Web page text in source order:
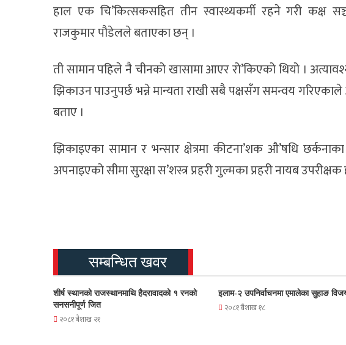
हाल एक चि’कित्सकसहित तीन स्वास्थ्यकर्मी रहने गरी कक्ष
राजकुमार पौडेलले बताएका छन् ।
ती सामान पहिले नै चीनको खासामा आएर रो’किएको थियो ।
झिकाउन पाउनुपर्छ भन्ने मान्यता राखी सबै पक्षसँग समन्वय
बताए ।
झिकाइएका सामान र भन्सार क्षेत्रमा कीटना’शक औ’षधि
अपनाइएको सीमा सुरक्षा स’शस्त्र प्रहरी गुल्मका प्रहरी नायब
सम्बन्धित खवर
शीर्ष स्थानको राजस्थानमाथि हैदरावादको १ रनको
सनसनीपूर्ण जित
२०८१ बैशाख २१
इलाम-२ उपनिर्वाचनमा एमालेका सुहाङ
२०८१ बैशाख १८